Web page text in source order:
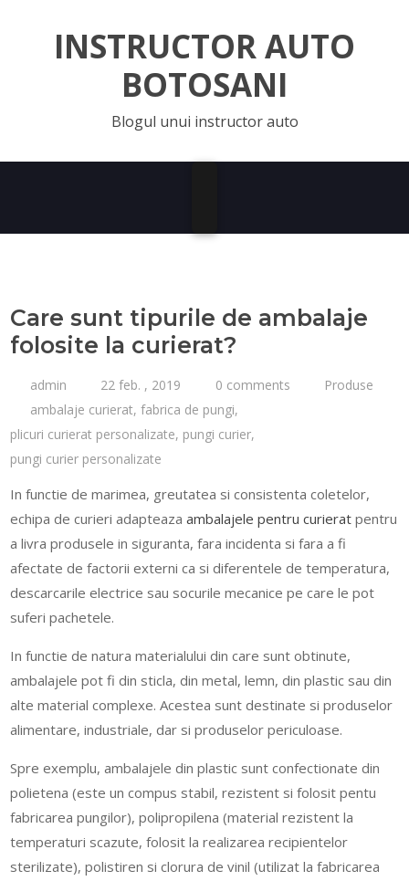
INSTRUCTOR AUTO
BOTOSANI
Blogul unui instructor auto
Care sunt tipurile de ambalaje
folosite la curierat?
admin 22 feb. , 2019 0 comments
Produse
ambalaje curierat, fabrica de pungi,
plicuri curierat personalizate, pungi curier,
pungi curier personalizate
In functie de marimea, greutatea si consistenta coletelor,
echipa de curieri adapteazaambalajele pentru curierat pentru
a livra produsele in siguranta, fara incidenta si fara a fi
afectate de factorii externi ca si diferentele de temperatura,
descarcarile electrice sau socurile mecanice pe care le pot
suferi pachetele.
In functie de natura materialului din care sunt obtinute,
ambalajele pot fi din sticla, din metal, lemn, din plastic sau din
alte material complexe. Acestea sunt destinate si produselor
alimentare, industriale, dar si produselor periculoase.
Spre exemplu, ambalajele din plastic sunt confectionate din
polietena (este un compus stabil, rezistent si folosit pentu
fabricarea pungilor), polipropilena (material rezistent la
temperaturi scazute, folosit la realizarea recipientelor
sterilizate), polistiren si clorura de vinil (utilizat la fabricarea